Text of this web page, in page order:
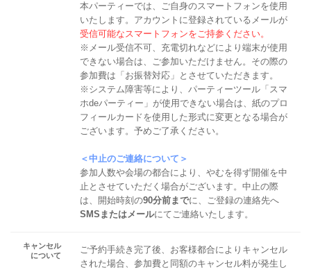
本パーティーでは、ご自身のスマートフォンを使用
いたします。アカウントに登録されているメールが
受信可能なスマートフォンをご持参ください。
※メール受信不可、充電切れなどにより端末が使用
できない場合は、ご参加いただけません。その際の
参加費は「お振替対応」とさせていただきます。
※システム障害等により、パーティーツール「スマ
ホdeパーティー」が使用できない場合は、紙のプロ
フィールカードを使用した形式に変更となる場合が
ございます。予めご了承ください。
＜中止のご連絡について＞
参加人数や会場の都合により、やむを得ず開催を中
止とさせていただく場合がございます。中止の際
は、開始時刻の90分前までに、ご登録の連絡先へ
SMSまたはメールにてご連絡いたします。
キャンセル
について
ご予約手続き完了後、お客様都合によりキャンセル
された場合、参加費と同額のキャンセル料が発生し